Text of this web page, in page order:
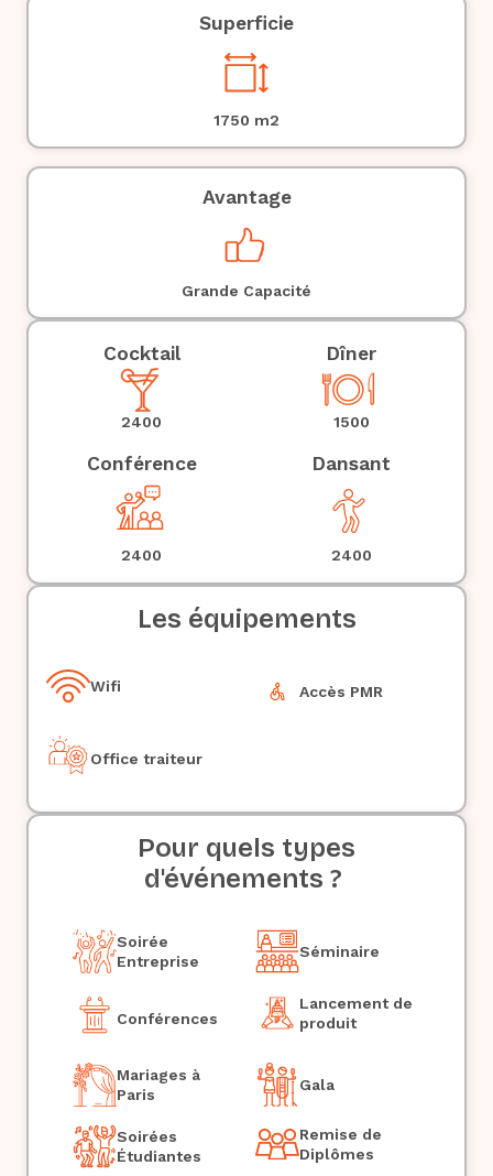
Superficie
1750 m2
Avantage
Grande Capacité
Cocktail
2400
Dîner
1500
Conférence
2400
Dansant
2400
Les équipements
Wifi Accès PMR
Office traiteur
Pour quels types
d'événements ?
Soirée
Entreprise
Séminaire
Conférences
Lancement de
produit
Mariages à
Paris
Gala
Soirées
Étudiantes
Remise de
Diplômes